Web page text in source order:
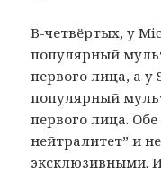
В-четвёртых, у
популярный
первого лица, а у
популярный
первого лица.
нейтралитет” и
эксклюзивными.